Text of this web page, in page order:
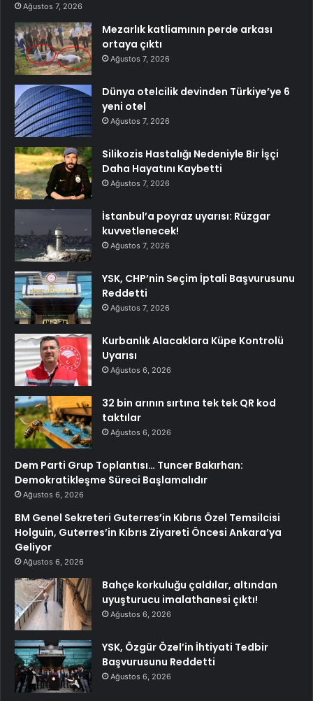
Ağustos 7, 2026
Mezarlık katliamının perde arkası
ortaya çıktı
Ağustos 7, 2026
Dünya otelcilik devinden Türkiye’ye 6
yeni otel
Ağustos 7, 2026
Silikozis Hastalığı Nedeniyle Bir İşçi
Daha Hayatını Kaybetti
Ağustos 7, 2026
İstanbul’a poyraz uyarısı: Rüzgar
kuvvetlenecek!
Ağustos 7, 2026
YSK, CHP’nin Seçim İptali Başvurusunu
Reddetti
Ağustos 7, 2026
Kurbanlık Alacaklara Küpe Kontrolü
Uyarısı
Ağustos 6, 2026
32 bin arının sırtına tek tek QR kod
taktılar
Ağustos 6, 2026
Dem Parti Grup Toplantısı… Tuncer Bakırhan:
Demokratikleşme Süreci Başlamalıdır
Ağustos 6, 2026
BM Genel Sekreteri Guterres’in Kıbrıs Özel Temsilcisi
Holguin, Guterres’in Kıbrıs Ziyareti Öncesi Ankara’ya
Geliyor
Ağustos 6, 2026
Bahçe korkuluğu çaldılar, altından
uyuşturucu imalathanesi çıktı!
Ağustos 6, 2026
YSK, Özgür Özel’in İhtiyati Tedbir
Başvurusunu Reddetti
Ağustos 6, 2026